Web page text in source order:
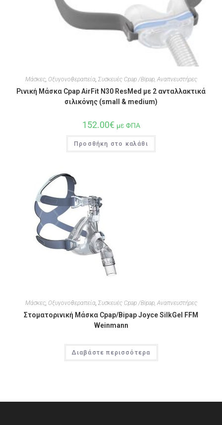
Μάσκες, Οξυγονοθεραπεία, Συσκευές Cpap /Bipap, Αναπνευστήρες
Ρινική Μάσκα Cpap AirFit N30 ResMed με 2 ανταλλακτικά
σιλικόνης (small & medium)
152.00€ με ΦΠΑ
Προσθήκη στο καλάθι
Μάσκες, Οξυγονοθεραπεία Συσκευές Cpap /Bipap, Αναπνευστήρες
Στοματορινική Μάσκα Cpap/Bipap Joyce SilkGel FFM
Weinmann
Διαβάστε περισσότερα